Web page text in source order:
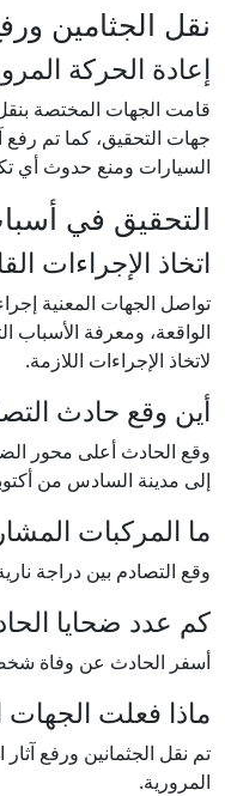
نقل الجثامين
إعادة الحركة
قامت الجهات المختصة
جهات التحقيق، كما تم
السيارات ومنع حدوث أي
التحقيق في
اتخاذ الإجراءات
تواصل الجهات المعنية
الواقعة، ومعرفة الأسباب
لاتخاذ الإجراءات اللازمة.
أين وقع حادث
وقع الحادث أعلى محور
إلى مدينة السادس من
ما المركبات
وقع التصادم بين دراجة
كم عدد ضحايا
أسفر الحادث عن وفاة
ماذا فعلت
تم نقل الجثمانين ورفع
المرورية.